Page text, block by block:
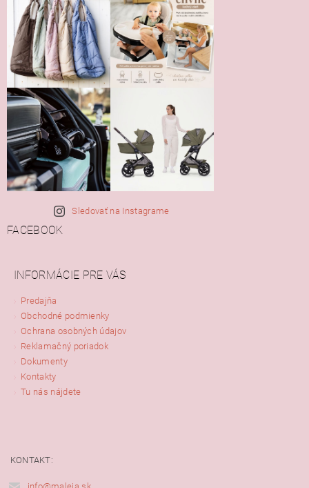
Sledovať na Instagrame
FACEBOOK
INFORMÁCIE PRE VÁS
Predajňa
Obchodné podmienky
Ochrana osobných údajov
Reklamačný poriadok
Dokumenty
Kontakty
Tu nás nájdete
KONTAKT: